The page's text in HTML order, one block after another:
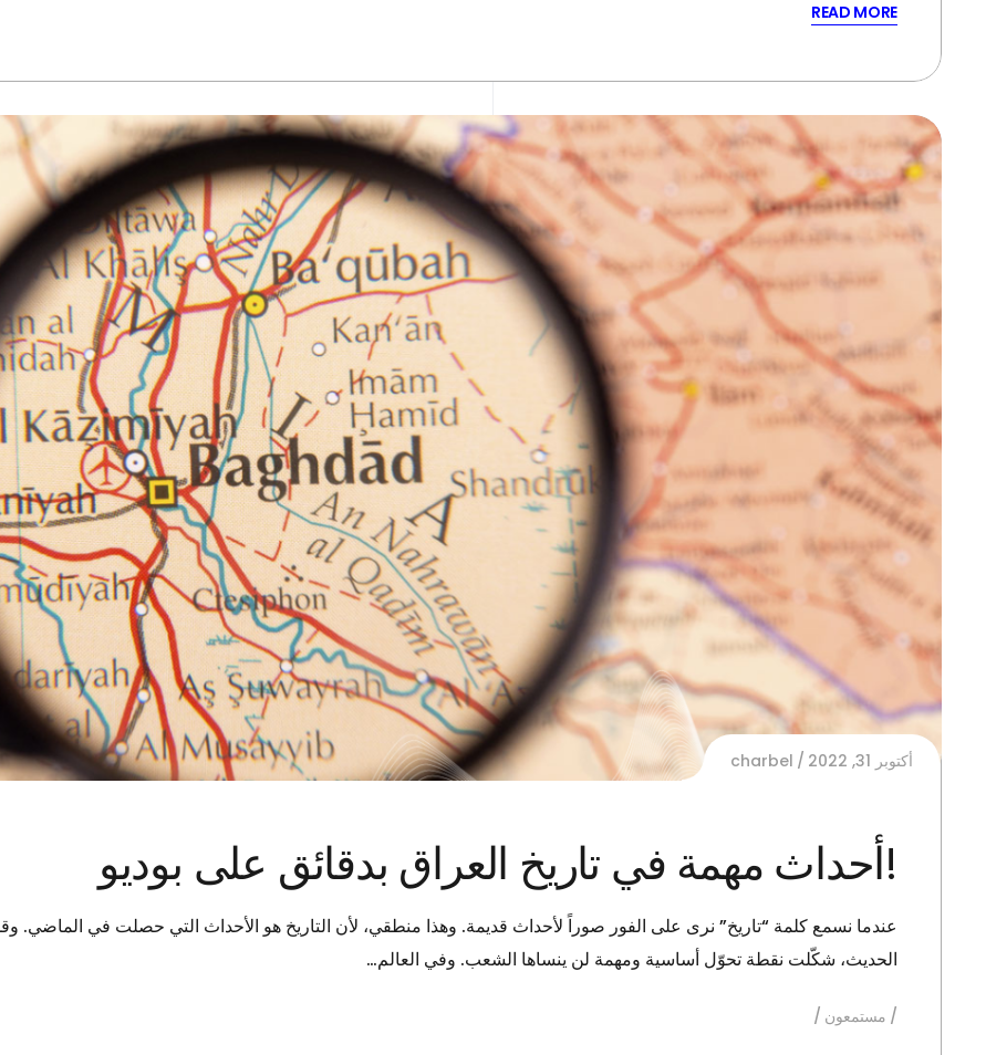
READ MORE
أكتوبر 31, 2022 charbel
!أحداث مهمة في تاريخ العراق بدقائق على بوديو
عندما نسمع كلمة “تاريخ” نرى على الفور صوراً لأحداث قديمة. وهذا منطقي، لأن التاريخ هو الأحداث التي حصلت في الماضي.
الحديث، شكّلت نقطة تحوّل أساسية ومهمة لن ينساها الشعب. وفي العالم…
مستمعون